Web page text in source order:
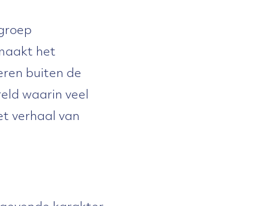
het
buiten de
waarin veel
verhaal van